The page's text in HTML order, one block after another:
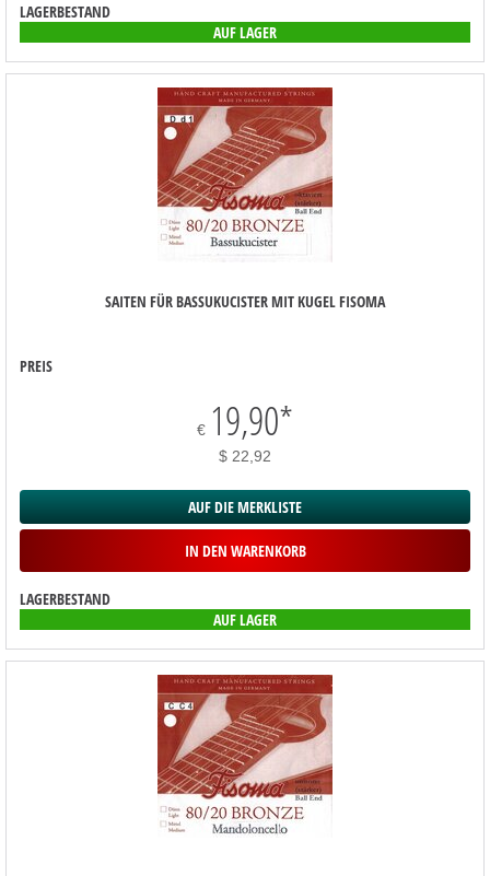
LAGERBESTAND
AUF LAGER
SAITEN FÜR BASSUKUCISTER MIT KUGEL FISOMA
PREIS
€ 19,90*
$ 22,92
AUF DIE MERKLISTE
IN DEN WARENKORB
LAGERBESTAND
AUF LAGER